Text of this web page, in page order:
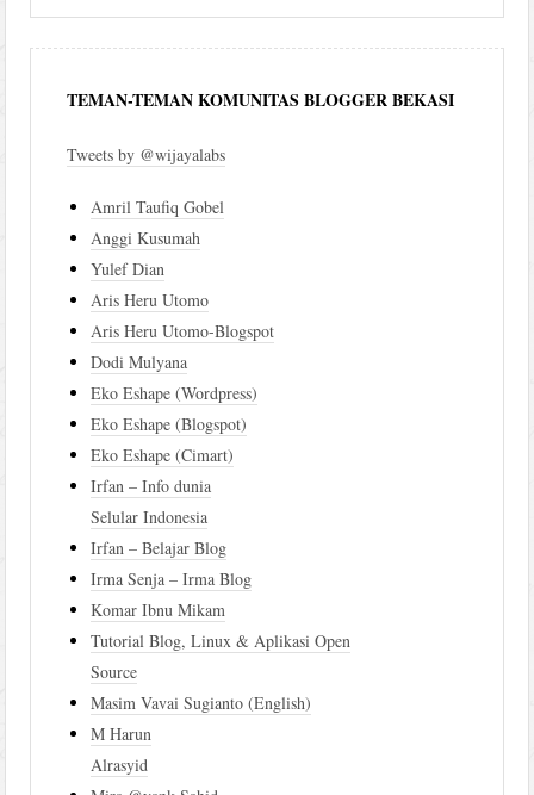
TEMAN-TEMAN KOMUNITAS BLOGGER BEKASI
Tweets by @wijayalabs
Amril Taufiq Gobel
Anggi Kusumah
Yulef Dian
Aris Heru Utomo
Aris Heru Utomo-Blogspot
Dodi Mulyana
Eko Eshape (Wordpress)
Eko Eshape (Blogspot)
Eko Eshape (Cimart)
Irfan – Info dunia
Selular Indonesia
Irfan – Belajar Blog
Irma Senja – Irma Blog
Komar Ibnu Mikam
Tutorial Blog, Linux & Aplikasi Open
Source
Masim Vavai Sugianto (English)
M Harun
Alrasyid